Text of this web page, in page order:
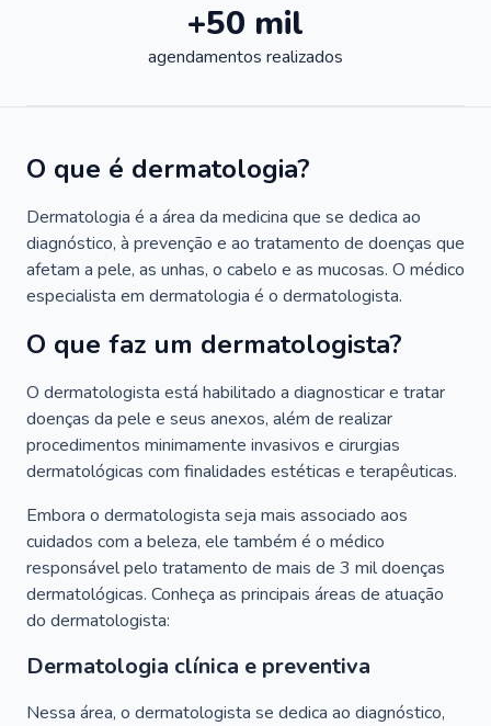
+50 mil
agendamentos realizados
O que é dermatologia?
Dermatologia é a área da medicina que se dedica ao
diagnóstico, à prevenção e ao tratamento de doenças que
afetam a pele, as unhas, o cabelo e as mucosas. O médico
especialista em dermatologia é o dermatologista.
O que faz um dermatologista?
O dermatologista está habilitado a diagnosticar e tratar
doenças da pele e seus anexos, além de realizar
procedimentos minimamente invasivos e cirurgias
dermatológicas com finalidades estéticas e terapêuticas.
Embora o dermatologista seja mais associado aos
cuidados com a beleza, ele também é o médico
responsável pelo tratamento de mais de 3 mil doenças
dermatológicas. Conheça as principais áreas de atuação
do dermatologista:
Dermatologia clínica e preventiva
Nessa área, o dermatologista se dedica ao diagnóstico,